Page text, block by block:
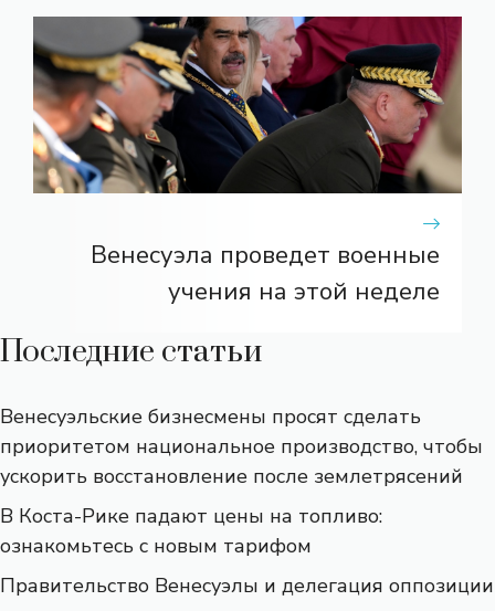
Венесуэла проведет военные
учения на этой неделе
Последние статьи
Венесуэльские бизнесмены просят сделать
приоритетом национальное производство, чтобы
ускорить восстановление после землетрясений
В Коста-Рике падают цены на топливо:
ознакомьтесь с новым тарифом
Правительство Венесуэлы и делегация оппозиции